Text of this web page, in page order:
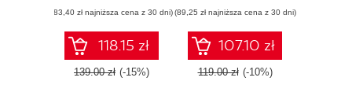
Database. 3rd
Edition
(83,40 zł najniższa cena z 30 dni)
118.15 zł
139.00 zł (-15%)
data
(89,25 zł najniższa cena z 30 dni)
107.10 zł
119.00 zł (-10%)